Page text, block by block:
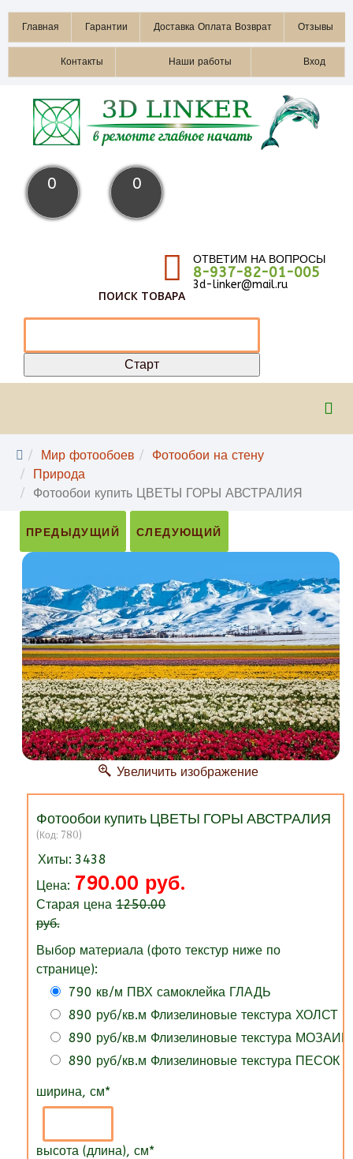
Главная Гарантии Доставка Оплата Возврат Отзывы
Контакты Наши работы Вход
0 0
ОТВЕТИМ НА ВОПРОСЫ
8-937-82-01-005
3d-linker@mail.ru
ПОИСК ТОВАРА
Мир фотообоев
Фотообои на стену
Природа
Фотообои купить ЦВЕТЫ ГОРЫ АВСТРАЛИЯ
ПРЕДЫДУЩИЙ СЛЕДУЮЩИЙ
Увеличить изображение
Фотообои купить ЦВЕТЫ ГОРЫ АВСТРАЛИЯ
(Код: 780)
Хиты: 3438
Цена: 790.00 руб.
Старая цена1250.00
руб.
Выбор материала (фото текстур ниже по
странице):
790 кв/м ПВХ самоклейка ГЛАДЬ
890 руб/кв.м Флизелиновые текстура ХОЛСТ
890 руб/кв.м Флизелиновые текстура
890 руб/кв.м Флизелиновые текстура ПЕСОК
ширина, см*
высота (длина), см*